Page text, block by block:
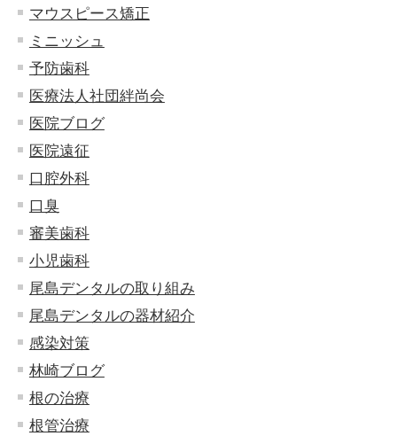
マウスピース矯正
ミニッシュ
予防歯科
医療法人社団絆尚会
医院ブログ
医院遠征
口腔外科
口臭
審美歯科
小児歯科
尾島デンタルの取り組み
尾島デンタルの器材紹介
感染対策
林崎ブログ
根の治療
根管治療